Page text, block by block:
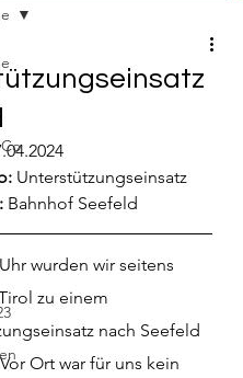
Unterstützungseinsatz
Bahnhof Seefeld
wurden wir seitens
zu einem
nach Seefeld
Ort war für uns kein